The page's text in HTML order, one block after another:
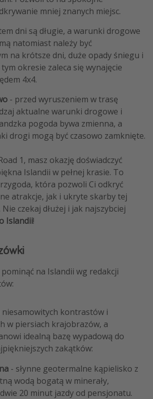
mniej znanych miejsc.
dni są długie, a warunki drogowe
natomiast należy być
na krótsze dni, duże opady śniegu i
okresie zaleca się wynajęcie
4x4.
- przed wyruszeniem w trasę
aktualne warunki drogowe i
pogoda bywa zmienna, a
drogi mogą być czasowo zamknięte.
1, masz okazję doświadczyć
Islandii w pełnej krasie. To
która pozwoli Ci odkryć
atrakcje, jak i ukryte skarby tej
Nie czekaj dłużej i jak najszybciej
Islandii!
na Islandii wg redakcji
kontrastów i
w piersiach krajobrazów, a
idealną bazę wypadową do
zakątków:
- słynne geotermalne kąpielisko z
wodą bogatą w minerały,
20 minut jazdy od pensjonatu.